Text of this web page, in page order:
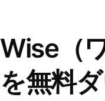
Wise（
を無料